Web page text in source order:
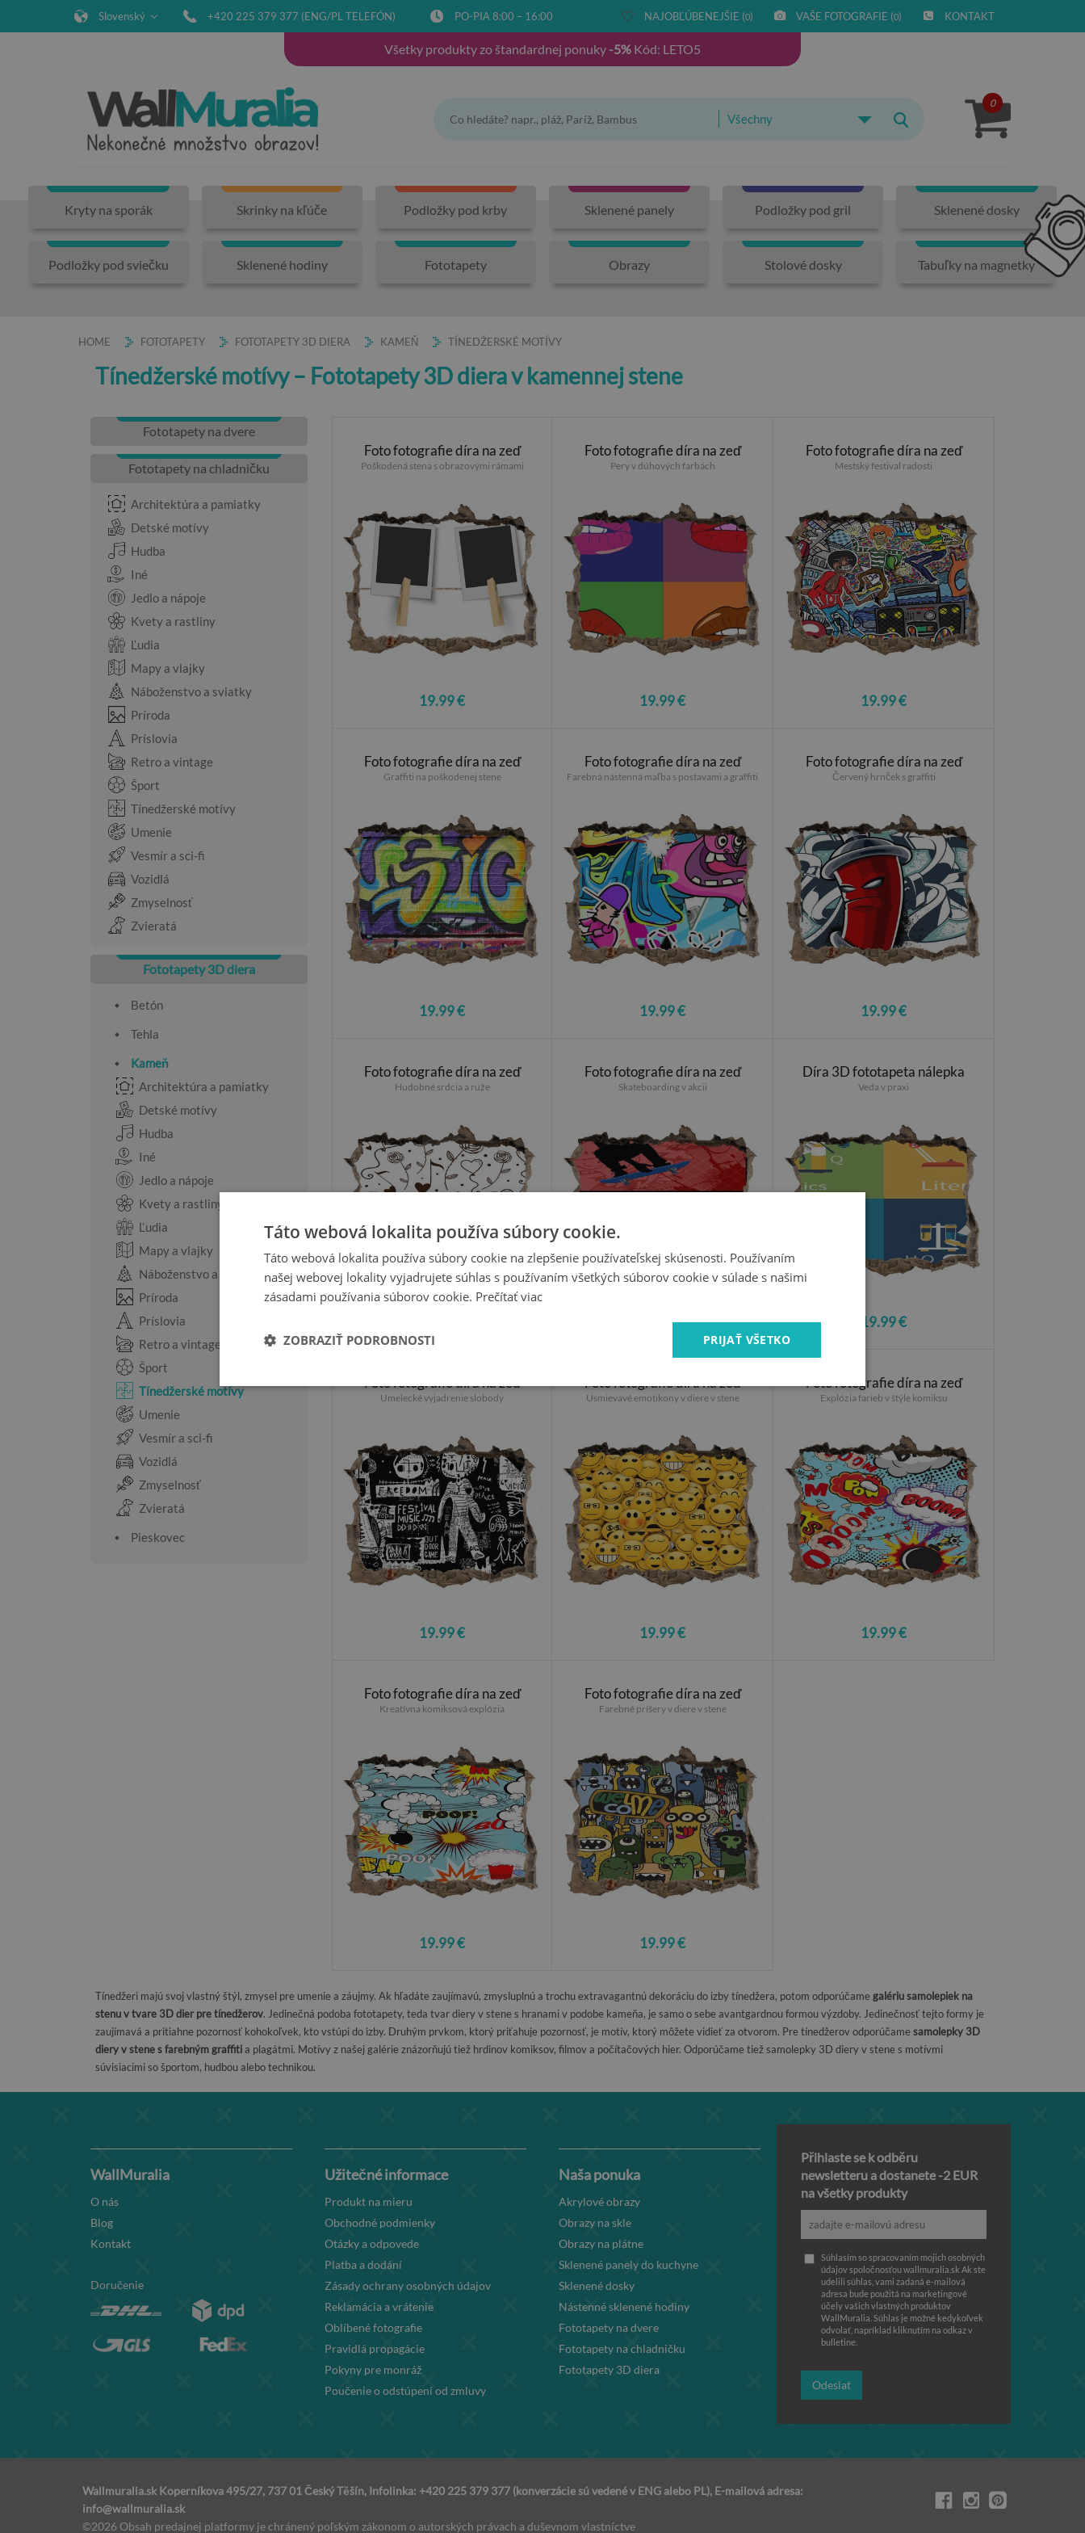
Slovenský +420 225 379 377 (ENG/PL TELEFÓN) PO-PIA 8:00 – 16:00 NAJOBĽÚBENEJŠIE (0) VAŠE FOTOGRAFIE (0) KONTAKT
Všetky produkty zo štandardnej ponuky -5% Kód: LETO5
Všechny
0
Kryty na sporák Skrinky na kľúče Podložky pod krby Sklenené panely Podložky pod gril Sklenené dosky
Podložky pod sviečku Sklenené hodiny Fototapety Obrazy Stolové dosky Tabuľky na magnetky
HOME FOTOTAPETY FOTOTAPETY 3D DIERA KAMEŇ TÍNEDŽERSKÉ MOTÍVY
Tínedžerské motívy – Fototapety 3D diera v kamennej stene
Fototapety na dvere
Fototapety na chladničku
Architektúra a pamiatky
Detské motívy
Hudba
Iné
Jedlo a nápoje
Kvety a rastliny
Ľudia
Mapy a vlajky
Náboženstvo a sviatky
Príroda
Príslovia
Retro a vintage
Šport
Tínedžerské motívy
Umenie
Vesmír a sci-fi
Vozidlá
Zmyselnosť
Zvieratá
Fototapety 3D diera
Betón
Tehla
Kameň
Architektúra a pamiatky
Detské motívy
Hudba
Iné
Jedlo a nápoje
Kvety a rastliny
Ľudia
Mapy a vlajky
Náboženstvo a sviatky
Príroda
Príslovia
Retro a vintage
Šport
Tínedžerské motívy
Umenie
Vesmír a sci-fi
Vozidlá
Zmyselnosť
Zvieratá
Pieskovec
Foto fotografie díra na zeď
Poškodená stena s obrazovými rámami
19.99 €
Foto fotografie díra na zeď
Pery v dúhových farbách
19.99 €
Foto fotografie díra na zeď
Mestský festival radosti
19.99 €
Foto fotografie díra na zeď
Graffiti na poškodenej stene
19.99 €
Foto fotografie díra na zeď
Farebná nástenná maľba s postavami a graffiti
19.99 €
Foto fotografie díra na zeď
Červený hrnček s graffiti
19.99 €
Foto fotografie díra na zeď
Hudobné srdcia a ruže
Foto fotografie díra na zeď
Skateboarding v akcii
19.99 €
Díra 3D fototapeta nálepka
Veda v praxi
19.99 €
Foto fotografie díra na zeď
Umelecké vyjadrenie slobody
19.99 €
Foto fotografie díra na zeď
Usmievavé emotikony v diere v stene
19.99 €
Foto fotografie díra na zeď
Explózia farieb v štýle komiksu
19.99 €
Foto fotografie díra na zeď
Kreatívna komiksová explózia
19.99 €
Foto fotografie díra na zeď
Farebné príšery v diere v stene
19.99 €
Tínedžeri majú svoj vlastný štýl, zmysel pre umenie a záujmy. Ak hľadáte zaujímavú, zmysluplnú a trochu extravagantnú dekoráciu do izby tínedžera, potom odporúčame galériu samolepiek na
stenu v tvare 3D dier pre tínedžerov. Jedinečná podoba fototapety, teda tvar diery v stene s hranami v podobe kameňa, je samo o sebe avantgardnou formou výzdoby. Jedinečnosť tejto formy je
zaujímavá a pritiahne pozornosť kohokoľvek, kto vstúpi do izby. Druhým prvkom, ktorý priťahuje pozornosť, je motív, ktorý môžete vidieť za otvorom. Pre tínedžerov odporúčame samolepky 3D
diery v stene s farebným graffitia plagátmi. Motívy z našej galérie znázorňujú tiež hrdinov komiksov, filmov a počítačových hier. Odporúčame tiež samolepky 3D diery v stene s motívmi
súvisiacimi so športom, hudbou alebo technikou.
WallMuralia
O nás
Blog
Kontakt
Doručenie
Užitečné informace
Produkt na mieru
Obchodné podmienky
Otázky a odpovede
Platba a dodání
Zásady ochrany osobných údajov
Reklamácia a vrátenie
Oblíbené fotografie
Pravidlá propagácie
Pokyny pre monráž
Poučenie o odstúpení od zmluvy
Naša ponuka
Akrylové obrazy
Obrazy na skle
Obrazy na plátne
Sklenené panely do kuchyne
Sklenené dosky
Nástenné sklenené hodiny
Fototapety na dvere
Fototapety na chladničku
Fototapety 3D diera
Přihlaste se k odběru
newsletteru a dostanete -2 EUR
na všetky produkty
Súhlasím so spracovaním mojich osobných
údajov spoločnosťou wallmuralia.sk Ak ste
udelili súhlas, vami zadaná e-mailová
adresa bude použitá na marketingové
účely vašich vlastných produktov
WallMuralia. Súhlas je možné kedykoľvek
odvolať, napríklad kliknutím na odkaz v
bulletine.
Odeslat
Wallmuralia.sk Koperníkova 495/27, 737 01 Český Těšín, Infolinka: +420 225 379 377 (konverzácie sú vedené v ENG alebo PL), E-mailová adresa:
info@wallmuralia.sk
©2026 Obsah predajnej platformy je chránený poľským zákonom o autorských právach a duševnom vlastníctve
Táto webová lokalita používa súbory cookie.
Táto webová lokalita používa súbory cookie na zlepšenie používateľskej skúsenosti. Používaním
našej webovej lokality vyjadrujete súhlas s používaním všetkých súborov cookie v súlade s našimi
zásadami používania súborov cookie. Prečítať viac
PRIJAŤ VŠETKO
ZOBRAZIŤ PODROBNOSTI